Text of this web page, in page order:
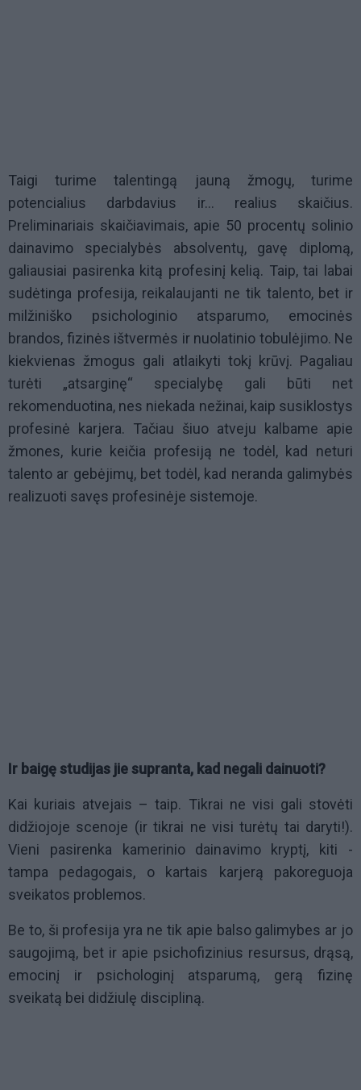
Taigi turime talentingą jauną žmogų, turime
potencialius darbdavius ir… realius skaičius.
Preliminariais skaičiavimais, apie 50 procentų solinio
dainavimo specialybės absolventų, gavę diplomą,
galiausiai pasirenka kitą profesinį kelią. Taip, tai labai
sudėtinga profesija, reikalaujanti ne tik talento, bet ir
milžiniško psichologinio atsparumo, emocinės
brandos, fizinės ištvermės ir nuolatinio tobulėjimo. Ne
kiekvienas žmogus gali atlaikyti tokį krūvį. Pagaliau
turėti „atsarginę“ specialybę gali būti net
rekomenduotina, nes niekada nežinai, kaip susiklostys
profesinė karjera. Tačiau šiuo atveju kalbame apie
žmones, kurie keičia profesiją ne todėl, kad neturi
talento ar gebėjimų, bet todėl, kad neranda galimybės
realizuoti savęs profesinėje sistemoje.
Ir baigę studijas jie supranta, kad negali dainuoti?
Kai kuriais atvejais – taip. Tikrai ne visi gali stovėti
didžiojoje scenoje (ir tikrai ne visi turėtų tai daryti!).
Vieni pasirenka kamerinio dainavimo kryptį, kiti -
tampa pedagogais, o kartais karjerą pakoreguoja
sveikatos problemos.
Be to, ši profesija yra ne tik apie balso galimybes ar jo
saugojimą, bet ir apie psichofizinius resursus, drąsą,
emocinį ir psichologinį atsparumą, gerą fizinę
sveikatą bei didžiulę discipliną.